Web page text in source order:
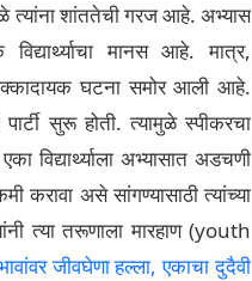
शांततेची गरज आहे. अभ्यास
मानस आहे. मात्र,
घटना समोर आली आहे.
सुरू होती. त्यामुळे स्पीकरचा
विद्यार्थ्याला अभ्यासात अडचणी
करावा असे सांगण्यासाठी त्यांच्या
त्या तरूणाला मारहाण (youth
जीवघेणा हल्ला, एकाचा दुदैवी